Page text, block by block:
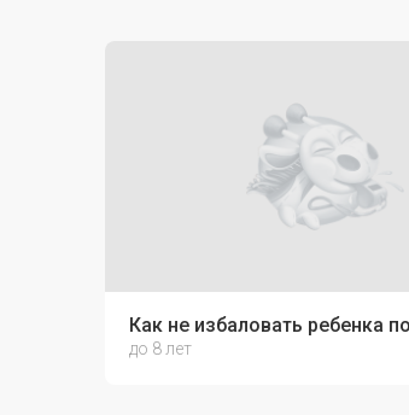
Как не избаловать ребенка
до 8 лет